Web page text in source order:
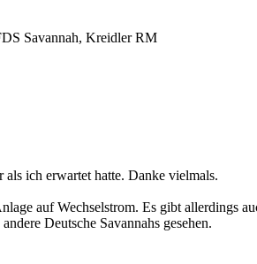
Savannah, Kreidler RM
als ich erwartet hatte. Danke vielmals.
auf Wechselstrom. Es gibt allerdings
Deutsche Savannahs gesehen.